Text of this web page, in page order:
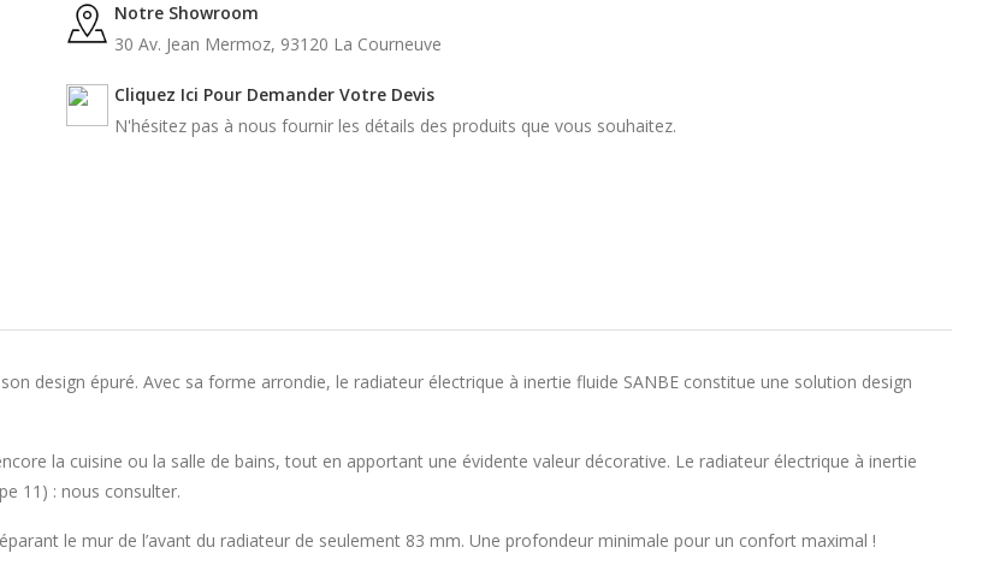
Notre Showroom
30 Av. Jean Mermoz, 93120 La Courneuve
Cliquez Ici Pour Demander Votre Devis
N'hésitez pas à nous fournir les détails des produits que vous souhaitez.
design épuré. Avec sa forme arrondie, le radiateur électrique à inertie fluide SANBE constitue une solution design
la cuisine ou la salle de bains, tout en apportant une évidente valeur décorative. Le radiateur électrique à inertie
11) : nous consulter.
le mur de l’avant du radiateur de seulement 83 mm. Une profondeur minimale pour un confort maximal !